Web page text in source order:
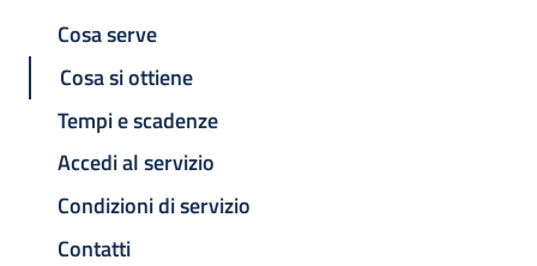
Cosa serve
Cosa si ottiene
Tempi e scadenze
Accedi al servizio
Condizioni di servizio
Contatti